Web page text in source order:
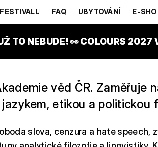
FAQ UBYTOVÁNÍ E-
TO NEBUDE! 👀 COLOURS 2027
věd ČR. Zaměřuje
etikou a politickou
slova, cenzura a hate speech,